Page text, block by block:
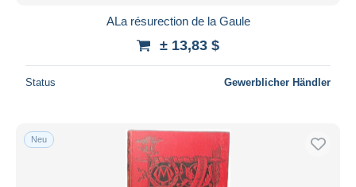
ALa résurection de la Gaule
± 13,83 $
Status Gewerblicher Händler
Neu